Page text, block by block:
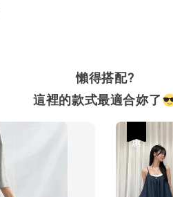
懶得搭配?
這裡的款式最適合妳了